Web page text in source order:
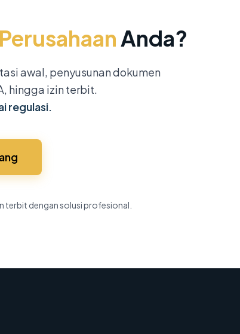
Anda?
awal, penyusunan dokumen
hingga izin terbit.
regulasi.
terbit dengan solusi profesional.